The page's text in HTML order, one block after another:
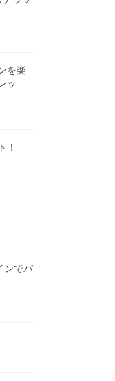
を楽
ッ
！
ンでパ